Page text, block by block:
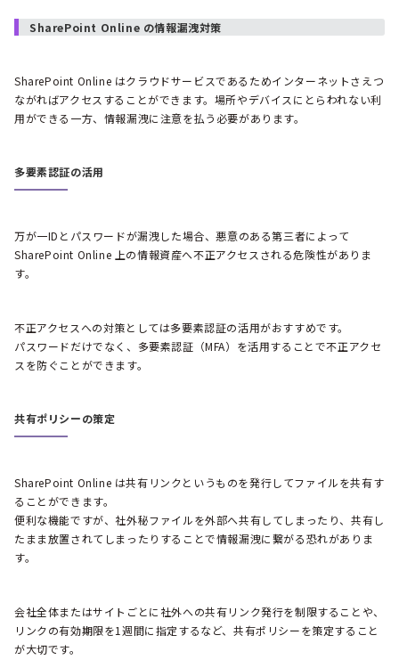
SharePoint Online の情報漏洩対策
SharePoint Online はクラウドサービスであるためインターネットさえつ
ながればアクセスすることができます。場所やデバイスにとらわれない利
用ができる一方、情報漏洩に注意を払う必要があります。
多要素認証の活用
万が一IDとパスワードが漏洩した場合、悪意のある第三者によって
SharePoint Online 上の情報資産へ不正アクセスされる危険性がありま
す。
不正アクセスへの対策としては多要素認証の活用がおすすめです。
パスワードだけでなく、多要素認証（MFA）を活用することで不正アクセ
スを防ぐことができます。
共有ポリシーの策定
SharePoint Online は共有リンクというものを発行してファイルを共有す
ることができます。
便利な機能ですが、社外秘ファイルを外部へ共有してしまったり、共有し
たまま放置されてしまったりすることで情報漏洩に繋がる恐れがありま
す。
会社全体またはサイトごとに社外への共有リンク発行を制限することや、
リンクの有効期限を1週間に指定するなど、共有ポリシーを策定すること
が大切です。